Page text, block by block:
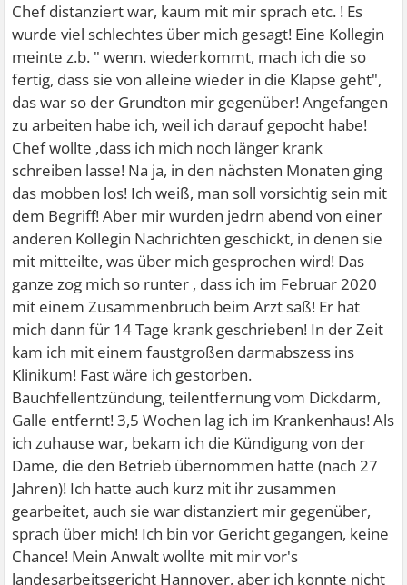
Chef distanziert war, kaum mit mir sprach etc. ! Es
wurde viel schlechtes über mich gesagt! Eine Kollegin
meinte z.b. " wenn. wiederkommt, mach ich die so
fertig, dass sie von alleine wieder in die Klapse geht",
das war so der Grundton mir gegenüber! Angefangen
zu arbeiten habe ich, weil ich darauf gepocht habe!
Chef wollte ,dass ich mich noch länger krank
schreiben lasse! Na ja, in den nächsten Monaten ging
das mobben los! Ich weiß, man soll vorsichtig sein mit
dem Begriff! Aber mir wurden jedrn abend von einer
anderen Kollegin Nachrichten geschickt, in denen sie
mit mitteilte, was über mich gesprochen wird! Das
ganze zog mich so runter , dass ich im Februar 2020
mit einem Zusammenbruch beim Arzt saß! Er hat
mich dann für 14 Tage krank geschrieben! In der Zeit
kam ich mit einem faustgroßen darmabszess ins
Klinikum! Fast wäre ich gestorben.
Bauchfellentzündung, teilentfernung vom Dickdarm,
Galle entfernt! 3,5 Wochen lag ich im Krankenhaus! Als
ich zuhause war, bekam ich die Kündigung von der
Dame, die den Betrieb übernommen hatte (nach 27
Jahren)! Ich hatte auch kurz mit ihr zusammen
gearbeitet, auch sie war distanziert mir gegenüber,
sprach über mich! Ich bin vor Gericht gegangen, keine
Chance! Mein Anwalt wollte mit mir vor's
landesarbeitsgericht Hannover, aber ich konnte nicht